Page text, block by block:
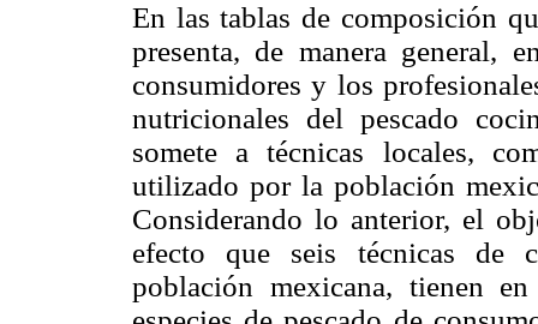
En las tablas de composición
presenta, de manera general,
consumidores y los
nutricionales del pescado
somete a técnicas locales,
utilizado por la población
Considerando lo anterior, el
efecto que seis técnicas de
población mexicana, tienen